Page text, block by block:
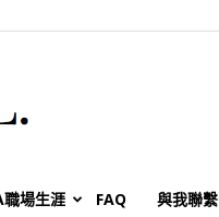
職場生涯 FAQ 與我聯繫